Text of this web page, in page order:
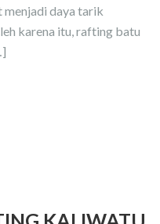
daya tarik
karena itu, rafting batu